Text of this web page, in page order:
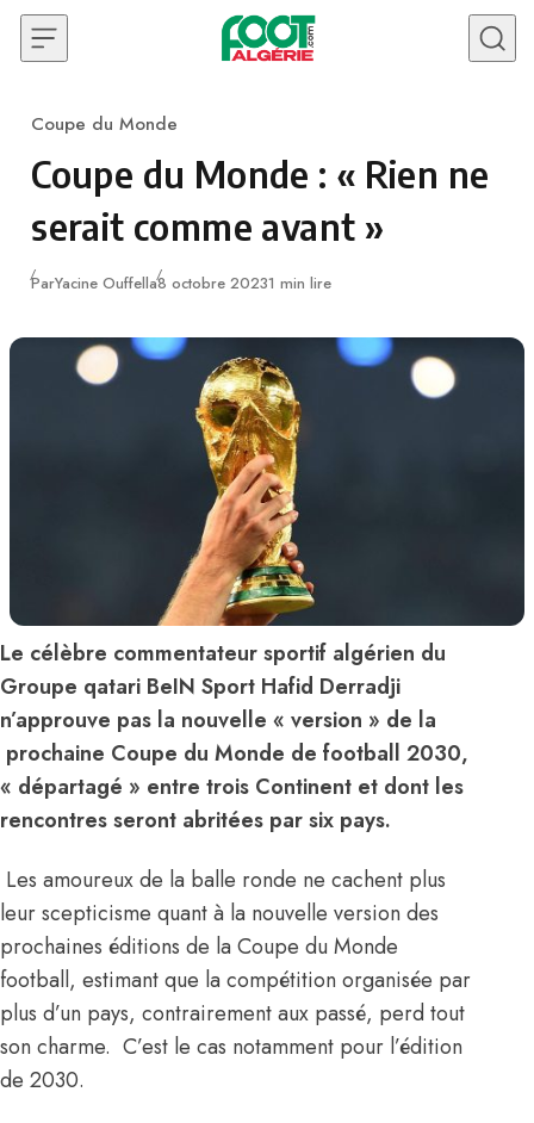
Skip to content
Category
Coupe du Monde
Coupe du Monde : « Rien ne
serait comme avant »
ParYacine OuffellaPublié
8 octobre 20231 min lire
Le célèbre commentateur sportif algérien du
Groupe qatari BeIN Sport Hafid Derradji
n’approuve pas la nouvelle « version » de la
prochaine Coupe du Monde de football 2030,
« départagé » entre trois Continent et dont les
rencontres seront abritées par six pays.
Les amoureux de la balle ronde ne cachent plus
leur scepticisme quant à la nouvelle version des
prochaines éditions de la Coupe du Monde
football, estimant que la compétition organisée par
plus d’un pays, contrairement aux passé, perd tout
son charme. C’est le cas notamment pour l’édition
de 2030.